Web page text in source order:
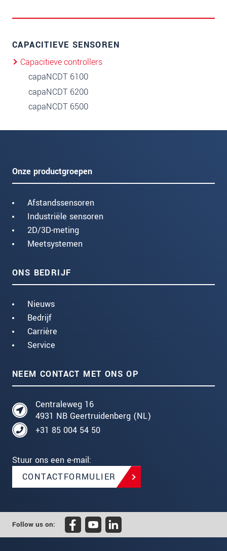
CAPACITIEVE SENSOREN
Capacitieve controllers
capaNCDT 6100
capaNCDT 6200
capaNCDT 6500
Onze productgroepen
Afstandssensoren
Industriële sensoren
2D/3D-meting
Meetsystemen
ONS BEDRIJF
Nieuws
Bedrijf
Carrière
Service
NEEM CONTACT MET ONS OP
Centraleweg 16
4931 NB Geertruidenberg (NL)
+31 85 004 54 50
Stuur ons een e-mail:
CONTACTFORMULIER
Follow us on: